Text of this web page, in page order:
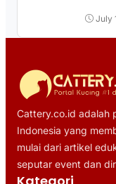
July
Cattery.co.id adalah
Indonesia yang
mulai dari artikel
seputar event dan